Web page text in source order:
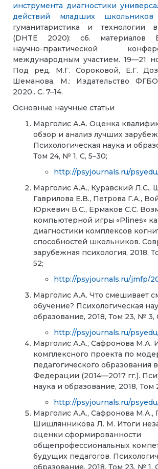
инструмента диагностики
действий младших школьников
гуманитаристика и технологии
(DHTE 2020): сб. материалов
научно-практической
международным участием. 19—21
Под ред. М.Г. Сороковой, Е.Г.
Шеманова. М.: Издательство
2020.. С. 7–14.
Основные научные статьи
Марголис А.А. Оценка
обзор и анализ лучших
Психологическая наука и
Том 24, № 1, С, 5–30;
http://psyjournals.ru/
Марголис А.А., Куравский Л.С.,
Гаврилова Е.В., Петрова Г.А.,
Юркевич В.С., Ермаков С.С.
компьютерной игры «Plines»
диагностики комплексов
способностей школьников.
зарубежная психология, 2018,
52;
http://psyjournals.ru/jmfp/
Марголис А.А. Что смешивает
обучение? Психологическая
образование, 2018, Том 23, № 3,
http://psyjournals.ru/
Марголис А.А., Сафронова М.А.
комплексного проекта по
педагогического образования
Федерации (2014—2017 гг.).
наука и образование, 2018, Том
http://psyjournals.ru/
Марголис А.А., Сафронова М.А.,
Шишлянникова Л. М. Итоги
оценки сформированности
общепрофессиональных
будущих педагогов.
образование, 2018, Том 23, № 1,